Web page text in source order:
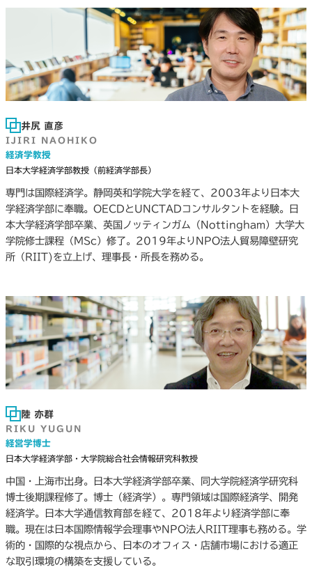
井尻 直彦
IJIRI NAOHIKO
経済学教授
日本大学経済学部教授（前経済学部長）
専門は国際経済学。静岡英和学院大学を経て、2003年より日本大
学経済学部に奉職。OECDとUNCTADコンサルタントを経験。日
本大学経済学部卒業、英国ノッティンガム（Nottingham）大学大
学院修士課程（MSc）修了。2019年よりNPO法人貿易障壁研究
所（RIIT)を立上げ、理事長・所長を務める。
陸 亦群
RIKU YUGUN
経営学博士
日本大学経済学部・大学院総合社会情報研究科教授
中国・上海市出身。日本大学経済学部卒業、同大学院経済学研究科
博士後期課程修了。博士（経済学）。専門領域は国際経済学、開発
経済学。日本大学通信教育部を経て、2018年より経済学部に奉
職。現在は日本国際情報学会理事やNPO法人RIIT理事も務める。学
術的・国際的な視点から、日本のオフィス・店舗市場における適正
な取引環境の構築を支援している。